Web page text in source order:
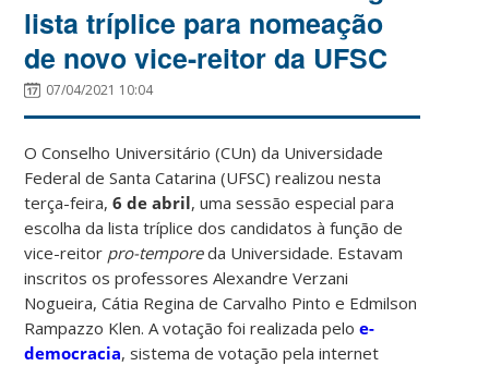
lista tríplice para nomeação
de novo vice-reitor da UFSC
07/04/2021 10:04
O Conselho Universitário (CUn) da Universidade
Federal de Santa Catarina (UFSC) realizou nesta
terça-feira,6 de abril, uma sessão especial para
escolha da lista tríplice dos candidatos à função de
vice-reitor pro-temporeda Universidade. Estavam
inscritos os professores Alexandre Verzani
Nogueira, Cátia Regina de Carvalho Pinto e Edmilson
Rampazzo Klen. A votação foi realizada peloe-
democracia, sistema de votação pela internet